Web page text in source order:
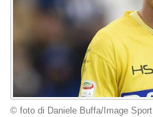
© foto di Daniele Buffa/Image Sport